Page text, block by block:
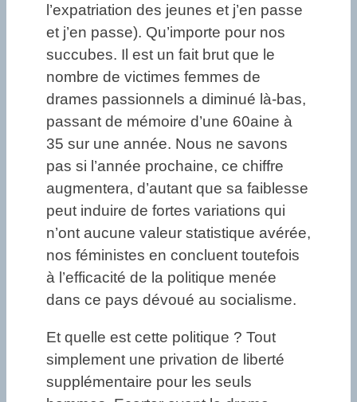
l’expatriation des jeunes et j’en passe
et j’en passe). Qu’importe pour nos
succubes. Il est un fait brut que le
nombre de victimes femmes de
drames passionnels a diminué là-bas,
passant de mémoire d’une 60aine à
35 sur une année. Nous ne savons
pas si l’année prochaine, ce chiffre
augmentera, d’autant que sa faiblesse
peut induire de fortes variations qui
n’ont aucune valeur statistique avérée,
nos féministes en concluent toutefois
à l’efficacité de la politique menée
dans ce pays dévoué au socialisme.
Et quelle est cette politique ? Tout
simplement une privation de liberté
supplémentaire pour les seuls